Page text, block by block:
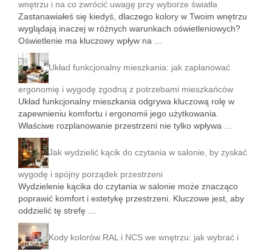
wnętrzu i na co zwrócić uwagę przy wyborze światła
Zastanawiałeś się kiedyś, dlaczego kolory w Twoim wnętrzu
wyglądają inaczej w różnych warunkach oświetleniowych?
Oświetlenie ma kluczowy wpływ na …
Układ funkcjonalny mieszkania: jak zaplanować
ergonomię i wygodę zgodną z potrzebami mieszkańców
Układ funkcjonalny mieszkania odgrywa kluczową rolę w
zapewnieniu komfortu i ergonomii jego użytkowania.
Właściwe rozplanowanie przestrzeni nie tylko wpływa …
Jak wydzielić kącik do czytania w salonie, by zyskać
wygodę i spójny porządek przestrzeni
Wydzielenie kącika do czytania w salonie może znacząco
poprawić komfort i estetykę przestrzeni. Kluczowe jest, aby
oddzielić tę strefę …
Kody kolorów RAL i NCS we wnętrzu: jak wybrać i